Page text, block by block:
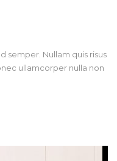
semper. Nullam quis risus
ullamcorper nulla non